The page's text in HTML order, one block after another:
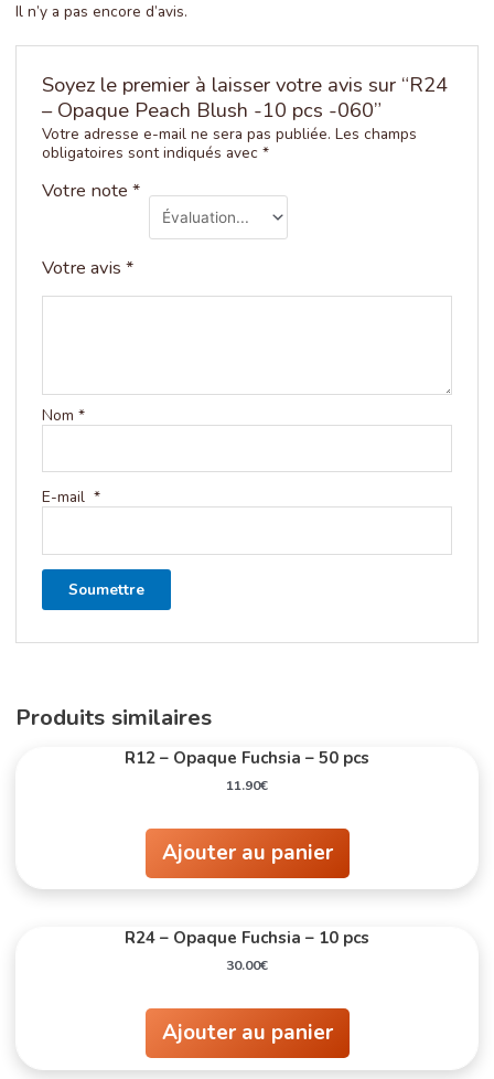
Il n’y a pas encore d’avis.
Soyez le premier à laisser votre avis sur “R24
– Opaque Peach Blush -10 pcs -060”
Votre adresse e-mail ne sera pas publiée. Les champs
obligatoires sont indiqués avec *
Votre note *
Votre avis *
Nom *
E-mail *
Produits similaires
R12 – Opaque Fuchsia – 50 pcs
11.90€
Ajouter au panier
R24 – Opaque Fuchsia – 10 pcs
30.00€
Ajouter au panier